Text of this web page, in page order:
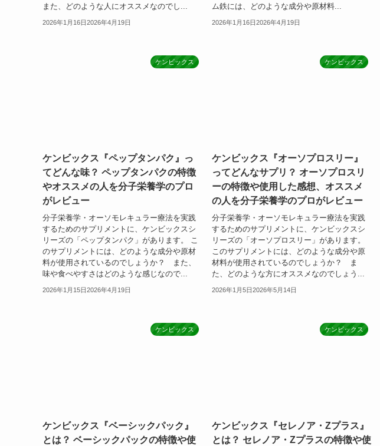
また、どのような人にオススメなのでし...
2026年1月16日2026年4月19日
ム鉄には、どのような成分や原材料...
2026年1月16日2026年4月19日
ケンビックス
ケンビックス『ペップタンパク』っ
てどんな味？ ペップタンパクの特徴
やオススメの人を分子栄養学のプロ
がレビュー
分子栄養学・オーソモレキュラー療法を実践
するためのサプリメントに、ケンビックスシ
リーズの「ペップタンパク」があります。 こ
のサプリメントには、どのような成分や原材
料が使用されているのでしょうか？ また、
味や食べやすさはどのような感じなので...
2026年1月15日2026年4月19日
ケンビックス
ケンビックス『オーソプロスリー』
ってどんなサプリ？ オーソプロスリ
ーの特徴や使用した感想、オススメ
の人を分子栄養学のプロがレビュー
分子栄養学・オーソモレキュラー療法を実践
するためのサプリメントに、ケンビックスシ
リーズの「オーソプロスリー」があります。
このサプリメントには、どのような成分や原
材料が使用されているのでしょうか？ ま
た、どのような方にオススメなのでしょう...
2026年1月5日2026年5月14日
ケンビックス
ケンビックス『ベーシックパック』
とは？ ベーシックパックの特徴や使
ケンビックス
ケンビックス『セレノア・Zプラス』
とは？ セレノア・Zプラスの特徴や使